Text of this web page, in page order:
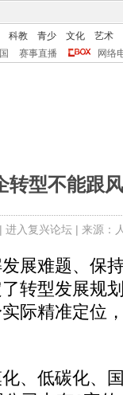
科教 青少 文化
艺术
赛事直播 网络
转型不能跟
进入复兴论坛| 来源：
难题、保
转型发展规
际精准定位
低碳化、